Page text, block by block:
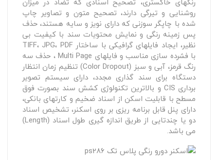
روشنایی و تیرگی دارند، تصحیح متون و تصاویر چاپ
شده با چاپگر سوزنی که دارای نویز و سایه هستند، حذف
پس زمینه رنگی و نمایش محتویات سند با کیفیت بی
نظیر، ایجاد فایلهای گرافیکی با ساختار TIFF، JPG، PDF
با فشرده سازی مناسب و فایلهای Multi Page ، حذف سه
رنگ قرمز، آبی و سبز (Color Dropout) تنظیم زمان انتظار
دستگاه برای سند گذاری مجدد، دارای سیستم تصویر
برداری CIS و بالاترین تکنولوژی کشش سند بصورت فوق
مسطح با قابلیت اسکن از اسناد ضخیم و کارتهای بانکی،
دارای پنل قابل برنامه ریزی بر روی اسکنر، تشخیص اسناد
دو یا چندتایی از طریق اندازه گیری طول اسناد (Length)
می باشد.